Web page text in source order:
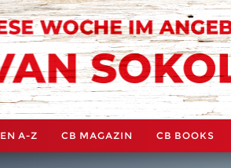
A-Z CB MAGAZIN CB BOOKS